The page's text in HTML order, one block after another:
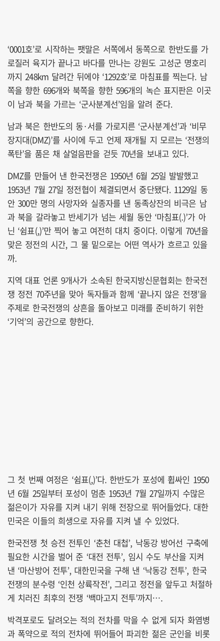
‘0001호’로 시작하는 팻말은 서쪽에서 동쪽으로 한반도를 가
로질러 육지가 끝나고 바다를 만나는 강원도 고성군 명호리
까지 248km 달려간 뒤에야 ‘1292호’로 마침표를 찍는다. 남
쪽을 향한 696개와 북쪽을 향한 596개의 녹슨 표지판은 이곳
이 남과 북을 가르는 ‘군사분계선’임을 알려 준다.
남과 북은 한반도의 동·서를 가로지른 ‘군사분계선’과 ‘비무
장지대(DMZ)’를 사이에 두고 언제 재개될 지 모르는 ‘전쟁의
폭탄’을 품은 채 살얼음판을 걷듯 70년을 보내고 있다.
DMZ를 만들어 낸 한국전쟁은 1950년 6월 25일 발발했고
1953년 7월 27일 정전협이 체결되면서 중단됐다. 1129일 동
안 300만 명의 사망자와 실종자를 낸 동족상잔의 비극은 남
과 북을 갈라놓고 반세기가 넘는 세월 동안 ‘마침표(.)’가 아
닌 ‘쉼표(,)’만 찍어 놓고 여전히 대치 중이다. 이렇게 70년을
맞은 정전의 시간, 그 물 밑으로는 어떤 역사가 흐르고 있을
까.
지역 대표 언론 9개사가 소속된 한국지방신문협회는 한국전
쟁 정전 70주년을 맞아 독자들과 함께 ‘끝나지 않은 전쟁’을
주제로 한국전쟁의 상흔을 돌아보고 미래를 준비하기 위한
‘기억’의 공간으로 향한다.
그 첫 번째 여정은 ‘쉼표(,)’다. 한반도가 포성에 휩싸인 1950
년 6월 25일부터 포성이 멈춘 1953년 7월 27일까지 수많은
젊은이가 자유를 지켜 내기 위해 전장으로 뛰어들었다. 대한
민국은 이들의 희생으로 자유를 지켜 낼 수 있었다.
한국전쟁 첫 승전 전투인 ‘춘천 대첩’, 낙동강 방어선 구축에
필요한 시간을 벌어 준 ‘대전 전투’, 임시 수도 부산을 지켜
낸 ‘마산방어 전투’, 대한민국을 구해 낸 ‘낙동강 전투’, 한국
전쟁의 분수령 ‘인천 상륙작전’, 그리고 정전을 앞두고 처절하
게 치러진 최후의 전쟁 ‘백마고지 전투’까지….
박격포로도 달려오는 적의 전차를 막을 수 없게 되자 화염병
과 폭약으로 적의 전차에 뛰어들어 파괴한 젊은 군인을 비롯